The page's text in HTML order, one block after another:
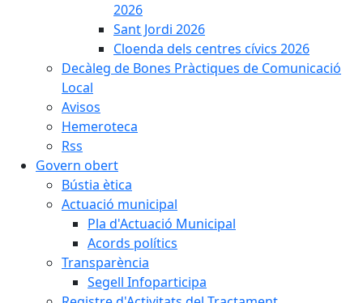
2026
Sant Jordi 2026
Cloenda dels centres cívics 2026
Decàleg de Bones Pràctiques de Comunicació
Local
Avisos
Hemeroteca
Rss
Govern obert
Bústia ètica
Actuació municipal
Pla d'Actuació Municipal
Acords polítics
Transparència
Segell Infoparticipa